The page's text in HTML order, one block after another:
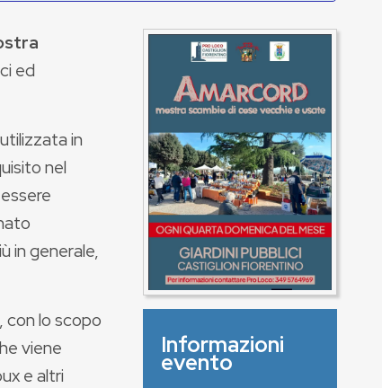
ed
in
nel
in generale,
con lo scopo
viene
e altri
Informazioni
evento